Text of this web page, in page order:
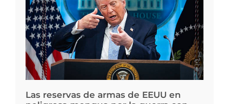
Las reservas de armas de EEUU en